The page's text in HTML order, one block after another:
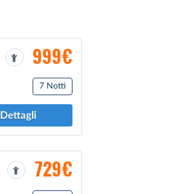
999€
7 Notti
Dettagli
729€